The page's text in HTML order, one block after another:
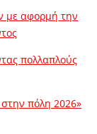
με αφορμή την
πολλαπλούς
πόλη 2026»